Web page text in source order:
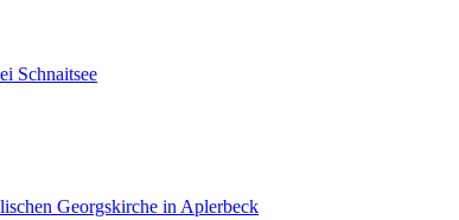
Schnaitsee
Georgskirche in Aplerbeck